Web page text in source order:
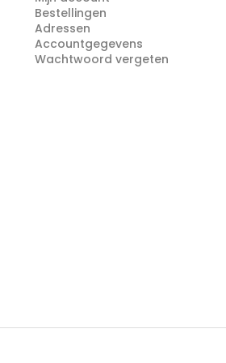
Bestellingen
Adressen
Accountgegevens
Wachtwoord vergeten